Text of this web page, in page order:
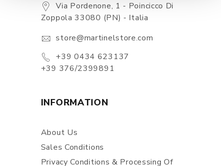
Via Pordenone, 1 - Poincicco Di
Zoppola 33080 (PN) - Italia
store@martinelstore.com
+39 0434 623137
+39 376/2399891
INFORMATION
About Us
Sales Conditions
Privacy Conditions & Processing Of